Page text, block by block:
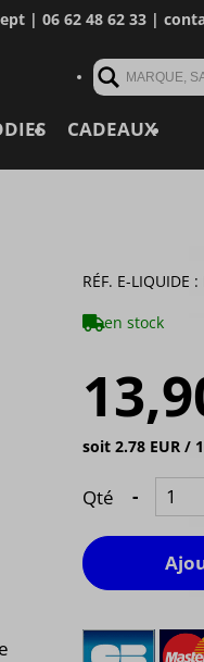
| 06 62 48 62 33 |
CADEAUX
RÉF. E-LIQUIDE :
en stock
soit 2.78 EUR /
Qté -